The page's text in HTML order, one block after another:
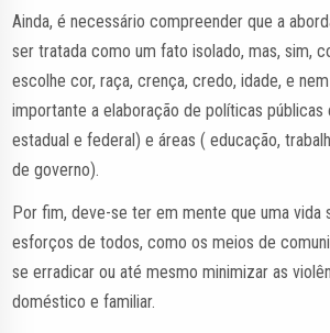
Ainda, é necessário compreender que a
ser tratada como um fato isolado, mas, sim,
escolhe cor, raça, crença, credo, idade, e
importante a elaboração de políticas
estadual e federal) e áreas ( educação,
de governo).
Por fim, deve-se ter em mente que uma
esforços de todos, como os meios de
se erradicar ou até mesmo minimizar as
doméstico e familiar.